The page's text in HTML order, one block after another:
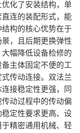
化了安装结构，单
连的装配形式，能
构的核心优势在于
，且后期更换弹性
幅降低设备检修的
主体固定不便的工
传动连接。双法兰
接稳定性更强，同
动过程中的传动偏
定性要求更高、设
精密通用机械、轻